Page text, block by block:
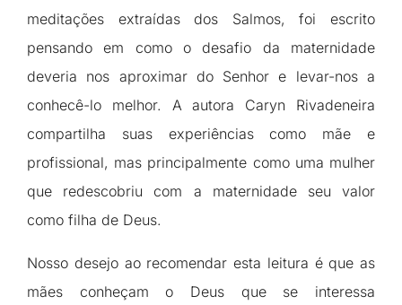
meditações extraídas dos Salmos, foi escrito
pensando em como o desafio da maternidade
deveria nos aproximar do Senhor e levar-nos a
conhecê-lo melhor. A autora Caryn Rivadeneira
compartilha suas experiências como mãe e
profissional, mas principalmente como uma mulher
que redescobriu com a maternidade seu valor
como filha de Deus.
Nosso desejo ao recomendar esta leitura é que as
mães conheçam o Deus que se interessa